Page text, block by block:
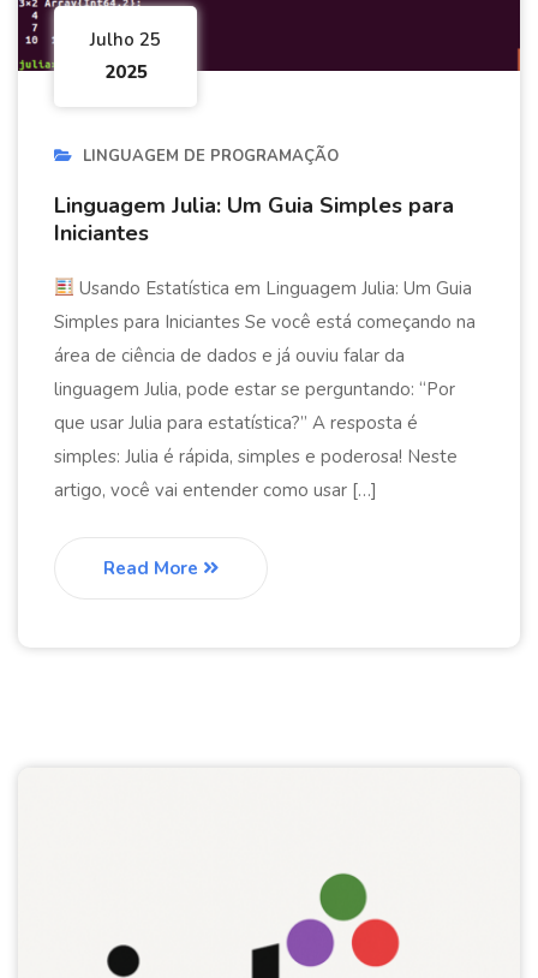
Julho 25
2025
LINGUAGEM DE PROGRAMAÇÃO
Linguagem Julia: Um Guia Simples para
Iniciantes
Usando Estatística em Linguagem Julia: Um Guia
Simples para Iniciantes Se você está começando na
área de ciência de dados e já ouviu falar da
linguagem Julia, pode estar se perguntando: “Por
que usar Julia para estatística?” A resposta é
simples: Julia é rápida, simples e poderosa! Neste
artigo, você vai entender como usar […]
Read More